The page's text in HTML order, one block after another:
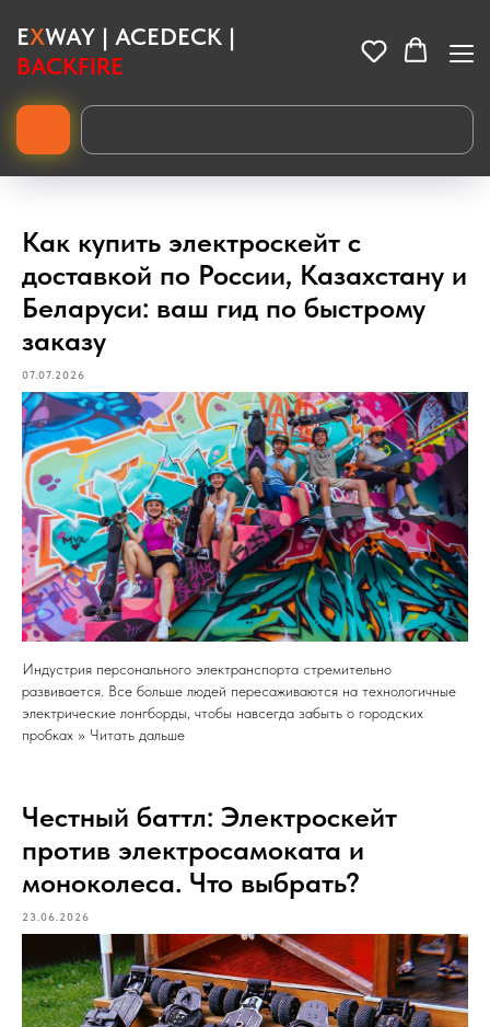
EXWAY | ACEDECK |
BACKFIREЭлектроскейты для города и бездорожья.
Ищете надежный электроскейт? Читайте подробные гиды по
райдеров, чтобы сделать правильный выбор без переплат.
Как купить электроскейт с
доставкой по России, Казахстану и
Беларуси: ваш гид по быстрому
заказу
07.07.2026
Индустрия персонального электранспорта стремительно
развивается. Все больше людей пересаживаются на технологичные
электрические лонгборды, чтобы навсегда забыть о городских
пробках >> Читать дальше
Честный баттл: Электроскейт
против электросамоката и
моноколеса. Что выбрать?
23.06.2026